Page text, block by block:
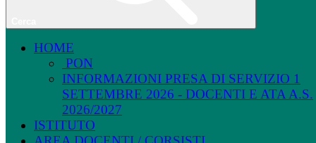
HOME
PON
INFORMAZIONI PRESA DI SERVIZIO 1
SETTEMBRE 2026 - DOCENTI E ATA A.S.
2026/2027
ISTITUTO